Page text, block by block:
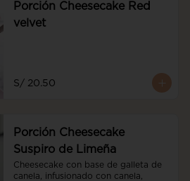
Porción Cheesecake Red
velvet
S/ 20.50
Porción Cheesecake
Suspiro de Limeña
Cheesecake con base de galleta de
canela, infusionado con canela,